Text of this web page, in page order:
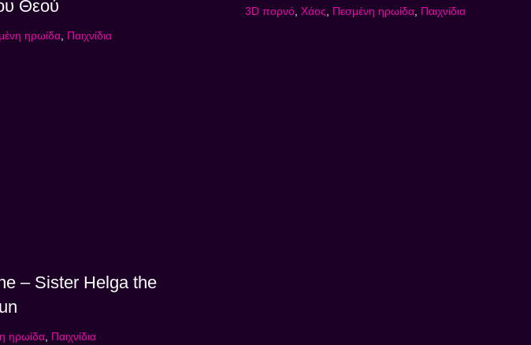
Θεού
ηρωίδα, Παιχνίδια
3D πορνό, Χάος Πεσμένη ηρωίδα, Παιχνίδια
– Sister Helga the
ηρωίδα, Παιχνίδια